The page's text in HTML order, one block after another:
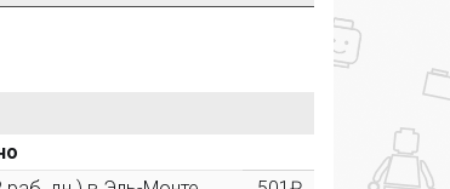
постоянную скидку на